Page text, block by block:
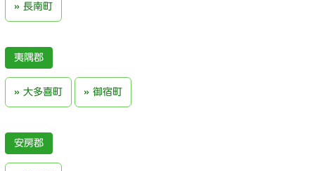
長南町
夷隅郡
大多喜町 御宿町
安房郡